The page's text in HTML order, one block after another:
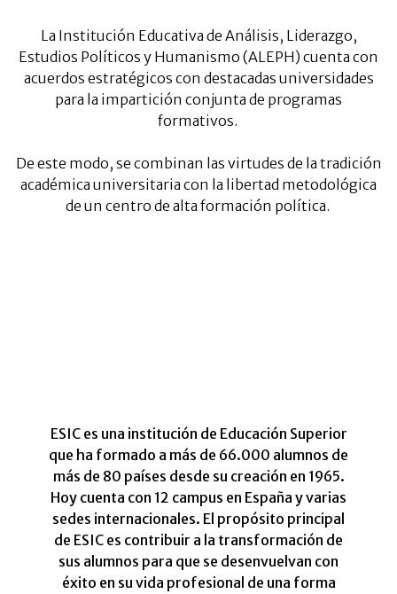
La Institución Educativa de Análisis, Liderazgo,
Estudios Políticos y Humanismo (ALEPH) cuenta con
acuerdos estratégicos con destacadas universidades
para la impartición conjunta de programas
formativos.
De este modo, se combinan las virtudes de la tradición
académica universitaria con la libertad metodológica
de un centro de alta formación política.
ESIC es una institución de Educación Superior
que ha formado a más de 66.000 alumnos de
más de 80 países desde su creación en 1965.
Hoy cuenta con 12 campus en España y varias
sedes internacionales. El propósito principal
de ESIC es contribuir a la transformación de
sus alumnos para que se desenvuelvan con
éxito en su vida profesional de una forma